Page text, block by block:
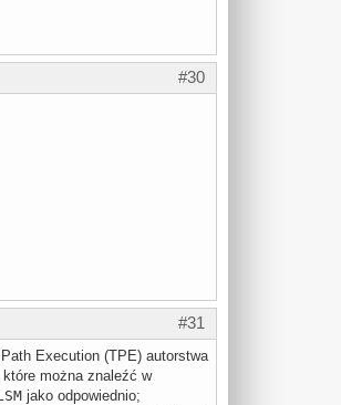
#30
#31
Execution (TPE) autorstwa
można znaleźć w
jako odpowiednio;